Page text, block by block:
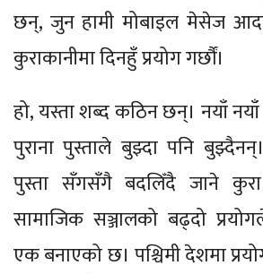
छन्, जुन हामी मोबाइल मेसेज
कुराकानीमा दिनहुँ प्रयोग गर्छौं।
हो, यस्ता शब्द कठिन छन्। नयाँ
पुराना पुस्ताले बुझ्दा पनि
पुस्ता सँगसँगै बदलिँदै जाने
सामाजिक सञ्जालको बढ्दो
एक बनाएको छ। पश्चिमी देशमा